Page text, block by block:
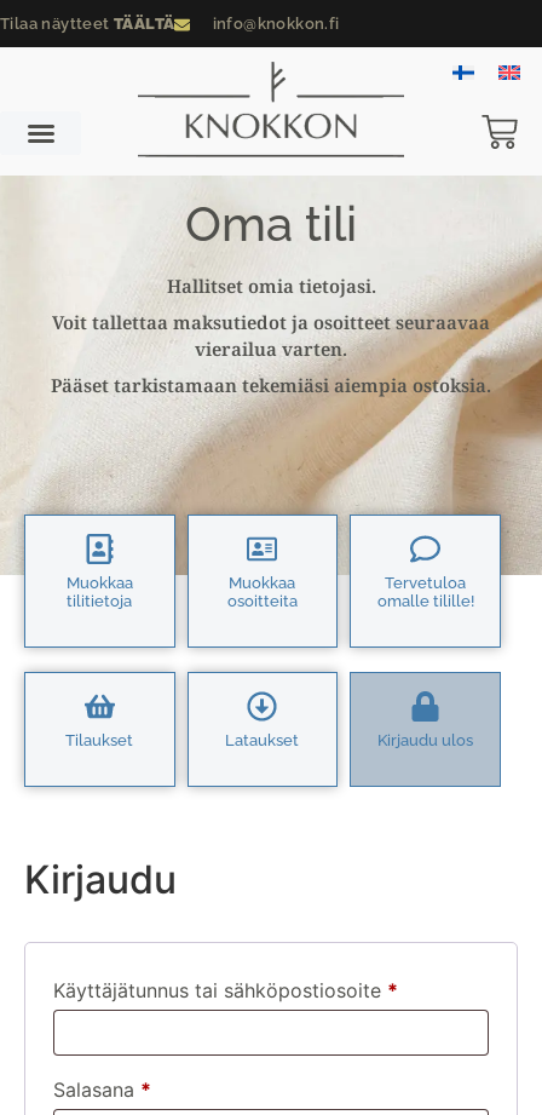
Tilaa näytteet TÄÄLTÄ info@knokkon.fi
Oma tili
Hallitset omia tietojasi.
Voit tallettaa maksutiedot ja osoitteet seuraavaa
vierailua varten.
Pääset tarkistamaan tekemiäsi aiempia ostoksia.
Muokkaa
tilitietoja
Muokkaa
osoitteita
Tervetuloa
omalle tilille!
Tilaukset Lataukset Kirjaudu ulos
Kirjaudu
Käyttäjätunnus tai sähköpostiosoite *
Salasana *